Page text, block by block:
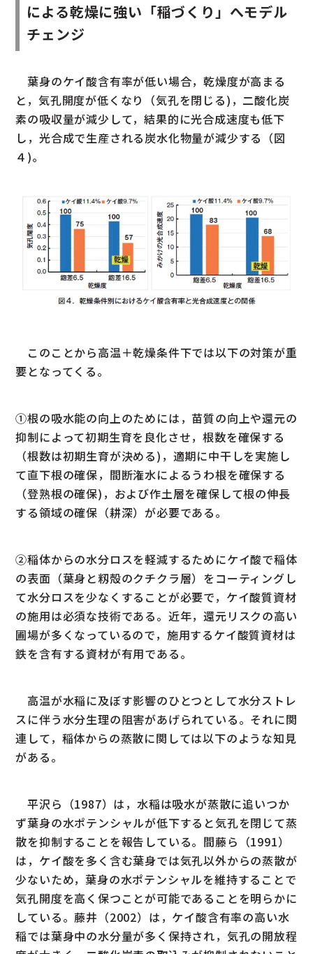
による乾燥に強い「稲づくり」へモデル
チェンジ
葉身のケイ酸含有率が低い場合，乾燥度が高まる
と，気孔開度が低くなり（気孔を閉じる)，二酸化炭
素の吸収量が減少して，結果的に光合成速度も低下
し，光合成で生産される炭水化物量が減少する（図
４)。
このことから高温＋乾燥条件下では以下の対策が重
要となってくる。
①根の吸水能の向上のためには，苗質の向上や還元の
抑制によって初期生育を良化させ，根数を確保する
（根数は初期生育が決める)，適期に中干しを実施し
て直下根の確保，間断潅水によるうわ根を確保する
（登熟根の確保)，および作土層を確保して根の伸長
する領域の確保（耕深）が必要である。
②稲体からの水分ロスを軽減するためにケイ酸で稲体
の表面（葉身と籾殻のクチクラ層）をコーティングし
て水分ロスを少なくすることが必要で，ケイ酸質資材
の施用は必須な技術である。近年，還元リスクの高い
圃場が多くなっているので，施用するケイ酸質資材は
鉄を含有する資材が有用である。
高温が水稲に及ぼす影響のひとつとして水分ストレ
スに伴う水分生理の阻害があげられている。それに関
連して，稲体からの蒸散に関しては以下のような知見
がある。
平沢ら（1987）は，水稲は吸水が蒸散に追いつか
ず葉身の水ポテンシャルが低下すると気孔を閉じて蒸
散を抑制することを報告している。間藤ら（1991）
は，ケイ酸を多く含む葉身では気孔以外からの蒸散が
少ないため，葉身の水ポテンシャルを維持することで
気孔開度を高く保つことが可能であることを明らかに
している。藤井（2002）は，ケイ酸含有率の高い水
稲では葉身中の水分量が多く保持され，気孔の開放程